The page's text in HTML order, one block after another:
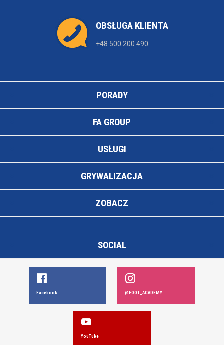
OBSŁUGA KLIENTA
+48 500 200 490
PORADY
FA GROUP
USŁUGI
GRYWALIZACJA
ZOBACZ
SOCIAL
Facebook @FOOT_ACADEMY
YouTube